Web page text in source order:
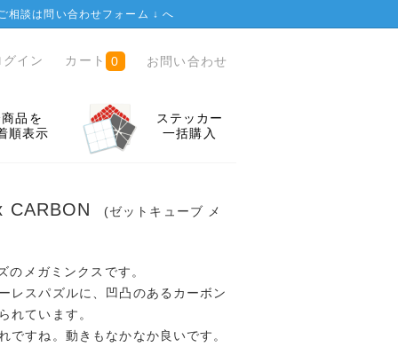
相談は問い合わせフォーム ↓へ
グイン カート 0 お問い合わせ
品を
順表示
ステッカー
一括購入
CARBON
(ゼットキューブ メ
メガミンクスです。
レスパズルに、凹凸のあるカーボン
れています。
ですね。動きもなかなか良いです。